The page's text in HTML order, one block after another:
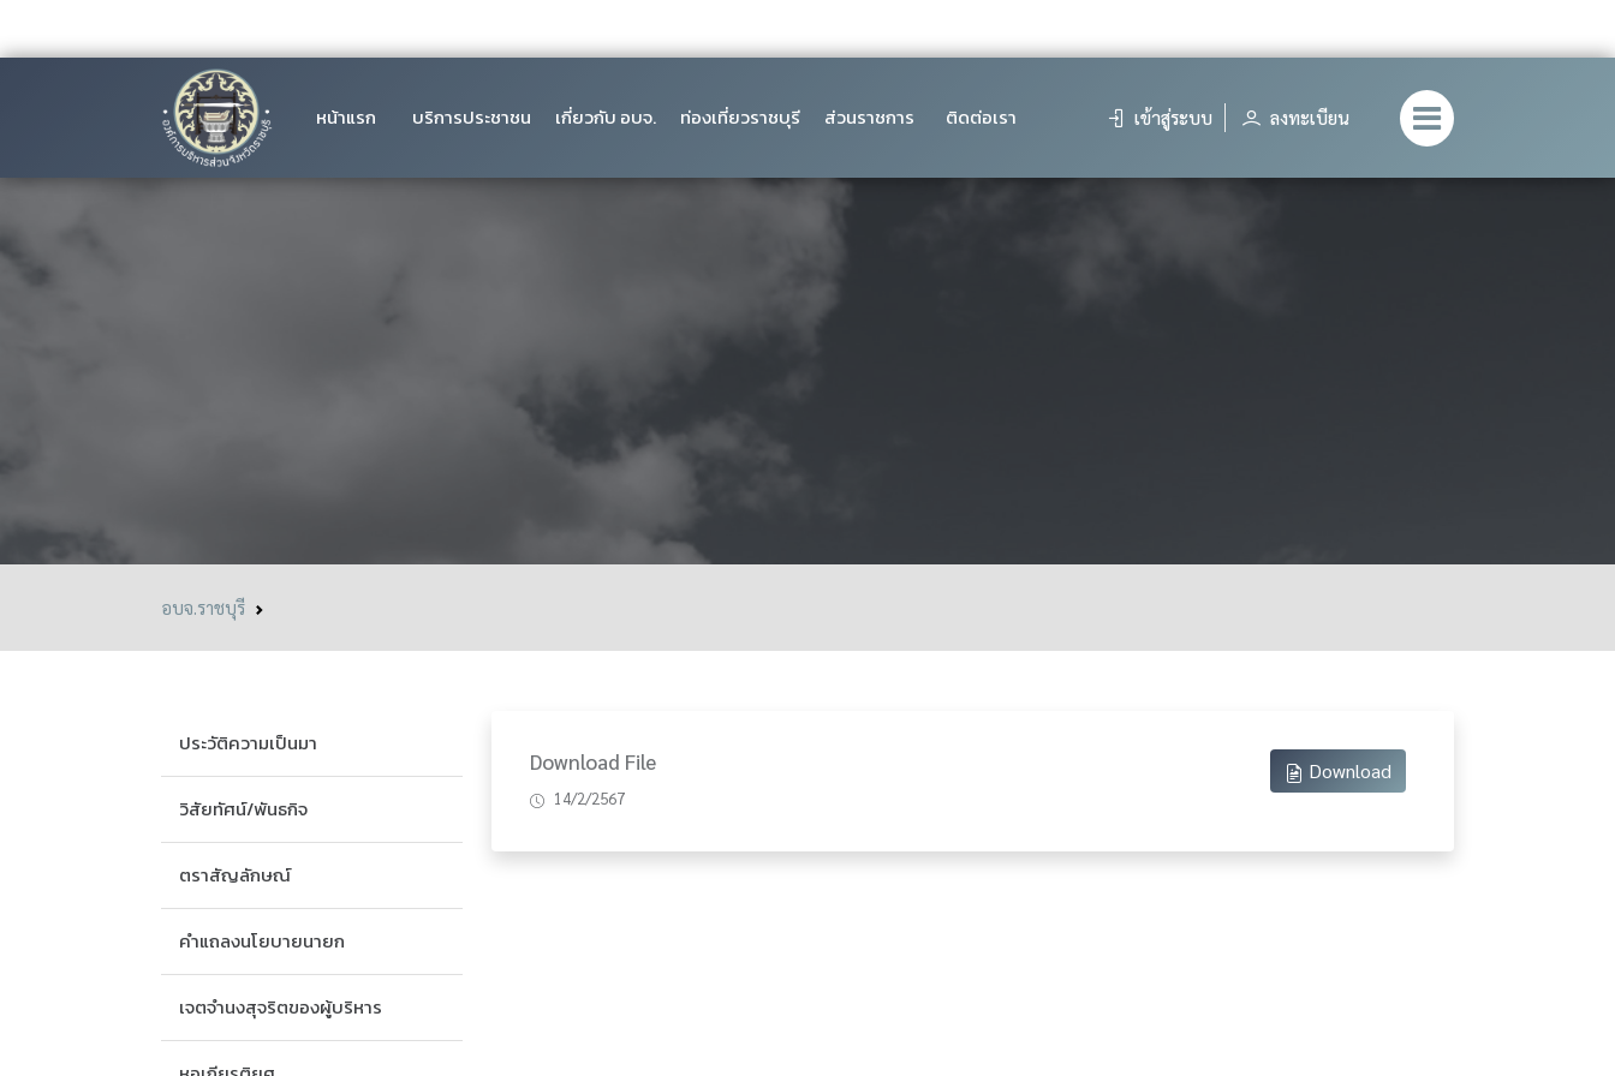
หน้าแรก บริการประชาชน เกี่ยวกับ อบจ. ท่องเที่ยวราชบุรี ส่วนราชการ ติดต่อเรา เข้าสู่ระบบ ลงทะเบียน
อบจ.ราชบุรี
ประวัติความเป็นมา
วิสัยทัศน์/พันธกิจ
ตราสัญลักษณ์
คำแถลงนโยบายนายก
เจตจำนงสุจริตของผู้บริหาร
Download File
14/2/2567
Download